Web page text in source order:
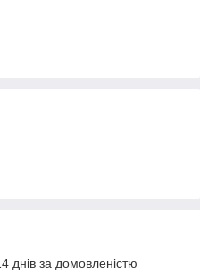
днів за домовленістю